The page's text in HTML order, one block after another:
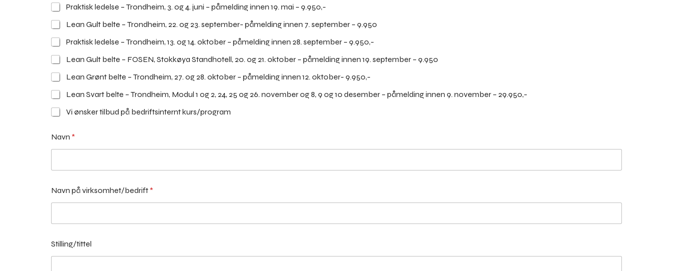
Praktisk ledelse – Trondheim, 3. og 4. juni – påmelding innen 19. mai – 9.950,-
Lean Gult belte – Trondheim, 22. og 23. september- påmelding innen 7. september – 9.950
Praktisk ledelse – Trondheim, 13. og 14. oktober – påmelding innen 28. september – 9.950,-
Lean Gult belte – FOSEN, Stokkøya Standhotell, 20. og 21. oktober – påmelding innen 19. september – 9.950
Lean Grønt belte – Trondheim, 27. og 28. oktober – påmelding innen 12. oktober- 9.950,-
Lean Svart belte – Trondheim, Modul 1 og 2, 24, 25 og 26. november og 8, 9 og 10 desember – påmelding innen 9. november – 29.950,-
Vi ønsker tilbud på bedriftsinternt kurs/program
Navn *
Navn på virksomhet/bedrift *
Stilling/tittel